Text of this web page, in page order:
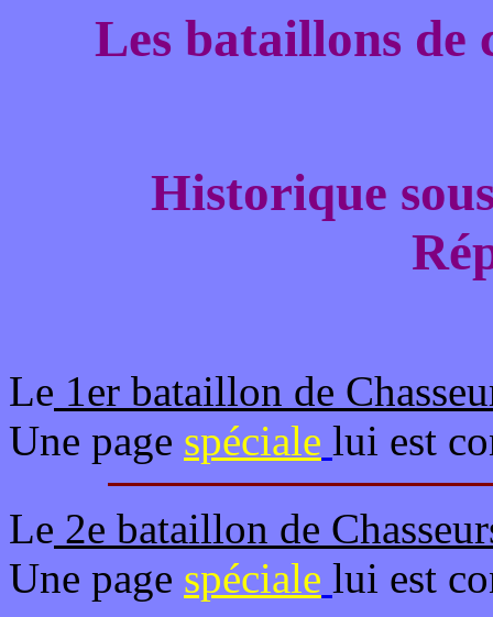
Les bataillons de
Historique
Le 1er bataillon de
Une page spéciale lui est
Le 2e bataillon de
Une page spéciale lui est